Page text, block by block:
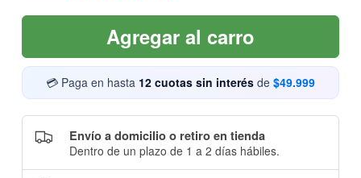
Agregar al carro
💳 Paga en hasta 12 cuotas sin interés de $49.999
Envío a domicilio o retiro en tienda
Dentro de un plazo de 1 a 2 días hábiles.